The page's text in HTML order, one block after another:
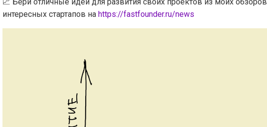
интересных стартапов на https://fastfounder.ru/news